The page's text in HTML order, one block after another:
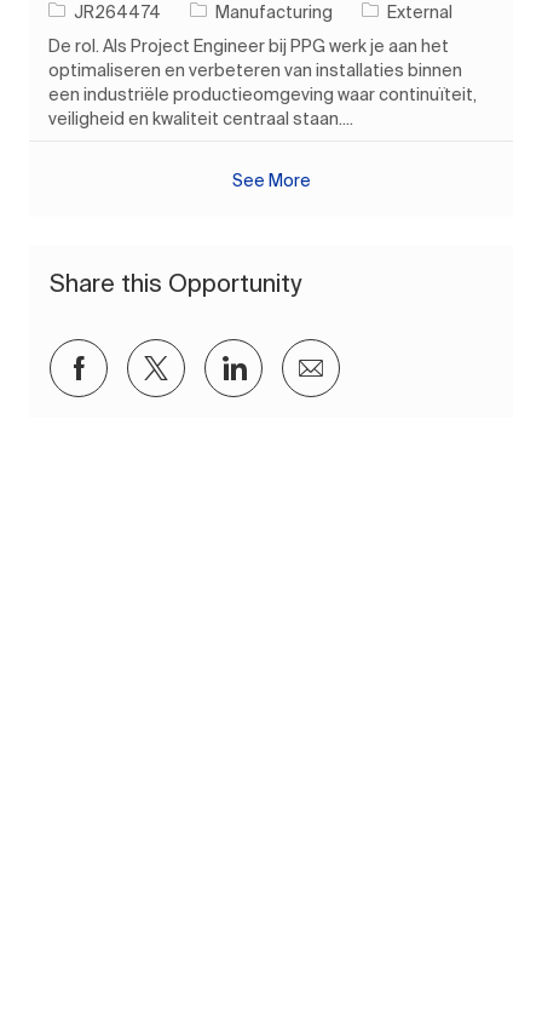
Job IdJR264474 Category
Manufacturing
External
De rol. Als Project Engineer bij PPG werk je aan het
optimaliseren en verbeteren van installaties binnen
een industriële productieomgeving waar continuïteit,
veiligheid en kwaliteit centraal staan....
See More
Share this Opportunity
Share via Facebook
Share via twitter
Share via LinkedIn
Share via email